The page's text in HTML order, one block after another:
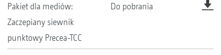
Pakiet dla mediów:
Zaczepiany siewnik
punktowy Precea-TCC
Do pobrania